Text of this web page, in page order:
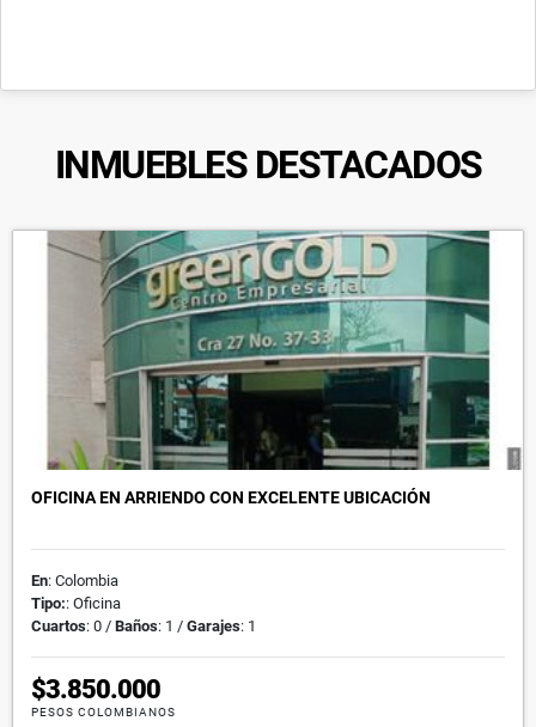
INMUEBLES DESTACADOS
OFICINA EN ARRIENDO CON EXCELENTE UBICACIÓN
En: Colombia
Tipo:: Oficina
Cuartos: 0 / Baños: 1 / Garajes: 1
$3.850.000
PESOS COLOMBIANOS